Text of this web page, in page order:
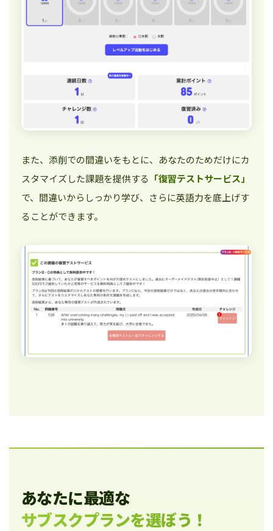
また、添削での間違いをもとに、あなたのためだけにカ
スタマイズした課題を提供する 「復習テストサービス」
で、間違いからしっかり学び、さらに英語力を底上げす
ることができます。
あなたに最適な
サブスクプランを選ぼう！